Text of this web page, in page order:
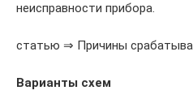
неисправности прибора.
статью ⇒ Причины
Варианты схем